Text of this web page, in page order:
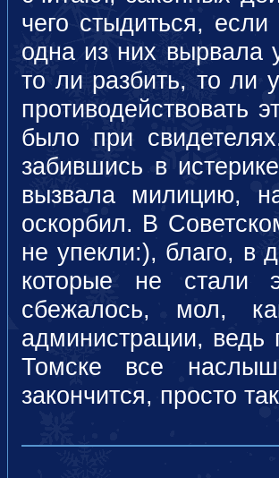
чего стыдиться,
одна из них вырвала
то ли разбить, то ли
противодействовать
было при
забившись в
вызвала милицию,
оскорбил. В
не упекли:), благо, в
которые не стали
сбежалось, мол,
администрации,
Томске все
закончится, просто